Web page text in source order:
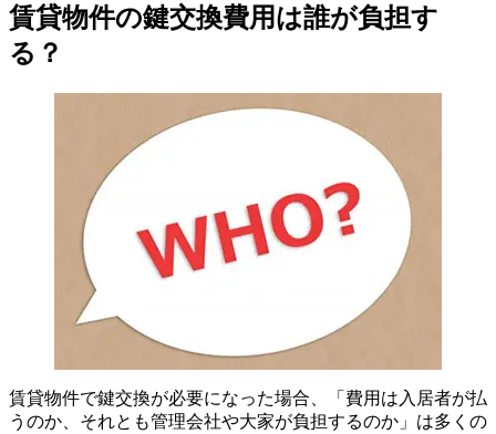
賃貸物件の鍵交換費用は誰が負担す
る？
賃貸物件で鍵交換が必要になった場合、「費用は入居者が払
うのか、それとも管理会社や大家が負担するのか」は多くの